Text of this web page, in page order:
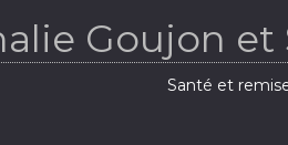
Goujon et
Santé et